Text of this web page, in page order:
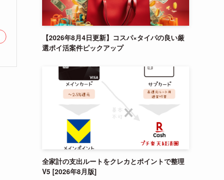
【2026年8月4日更新】コスパ×タイパの良い厳
選ポイ活案件ピックアップ
全家計の支出ルートをクレカとポイントで整理
V5 [2026年8月版]